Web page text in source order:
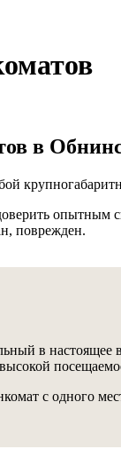
в
опытным
поврежден.
в настоящее
с одного